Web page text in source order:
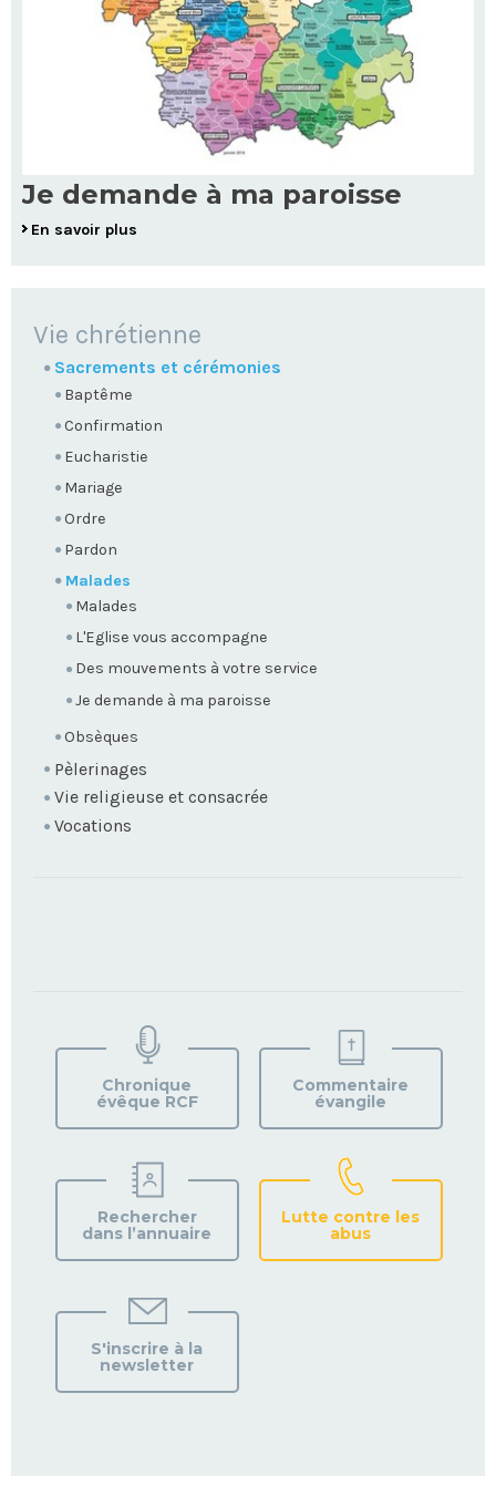
Je demande à ma paroisse
En savoir plus
NAVIGATION
Vie chrétienne
Sacrements et cérémonies
Baptême
Confirmation
Eucharistie
Mariage
Ordre
Pardon
Malades
Malades
L'Eglise vous accompagne
Des mouvements à votre service
Je demande à ma paroisse
Obsèques
Pèlerinages
Vie religieuse et consacrée
Vocations
VOTRE
PAROISSE
Chronique
évêque RCF
Commentaire
évangile
Rechercher
dans l’annuaire
Lutte contre les
abus
S'inscrire à la
newsletter